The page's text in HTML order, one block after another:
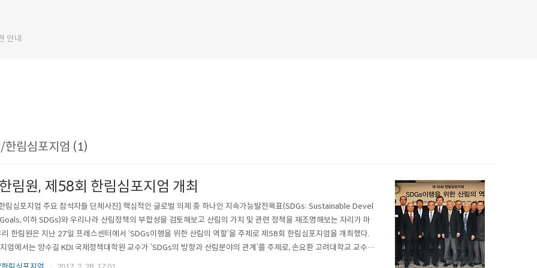
안내
한림심포지엄 (1)
림원, 제58회 한림심포지엄 개최
림심포지엄 주요 참석자들 단체사진] 핵심적인 글로벌 의제 중 하나인 지속가능발전목표(SDGs: Sustainable Devel
이하 SDGs)와 우리나라 산림정책의 부합성을 검토해보고 산림의 가치 및 관련 정책을 재조명해보는 자리가 마
한림원은 지난 27일 프레스센터에서 ‘SDGs이행을 위한 산림의 역할’을 주제로 제58회 한림심포지엄을 개최했다.
엄에서는 양수길 KDI 국제정책대학원 교수가 ‘SDGs의 방향과 산림분야의 관계’를 주제로, 손요환 고려대학교 교수가
서의 SDGs 적용’를 주제로 발표를 진행했다. 양수길 교수는 SDGs의 출범 의의와 대응과제를 설명한 뒤 한국의 지속